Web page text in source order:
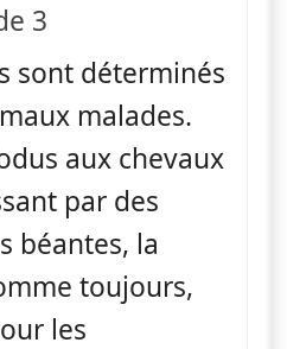
3
sont déterminés
malades.
aux chevaux
par des
béantes, la
toujours,
les